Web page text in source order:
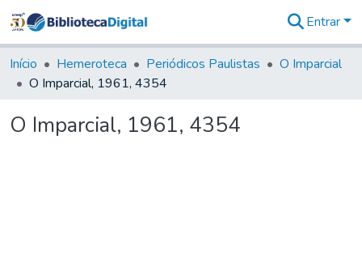
&
Coleções
Tudo na
Digital
Entrar
Início Hemeroteca Periódicos Paulistas
O Imparcial
O Imparcial, 1961, 4354
O Imparcial, 1961, 4354